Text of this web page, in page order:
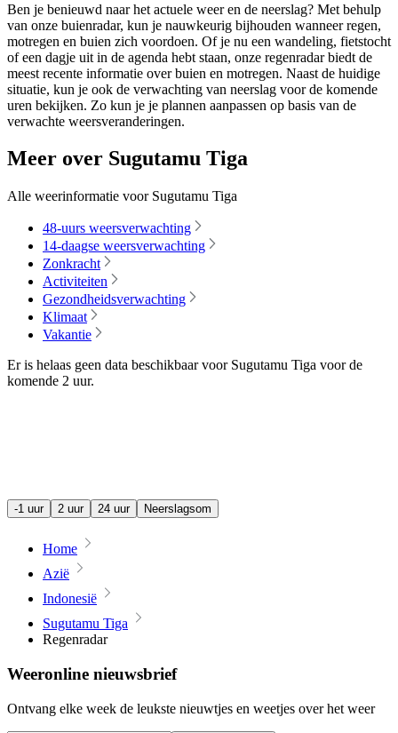
Ben je benieuwd naar het actuele weer en de neerslag? Met behulp
van onze buienradar, kun je nauwkeurig bijhouden wanneer regen,
motregen en buien zich voordoen. Of je nu een wandeling, fietstocht
of een dagje uit in de agenda hebt staan, onze regenradar biedt de
meest recente informatie over buien en motregen. Naast de huidige
situatie, kun je ook de verwachting van neerslag voor de komende
uren bekijken. Zo kun je je plannen aanpassen op basis van de
verwachte weersveranderingen.
Meer over Sugutamu Tiga
Alle weerinformatie voor Sugutamu Tiga
48-uurs weersverwachting
14-daagse weersverwachting
Zonkracht
Activiteiten
Gezondheidsverwachting
Klimaat
Vakantie
Er is helaas geen data beschikbaar voor Sugutamu Tiga voor de
komende 2 uur.
-1 uur 2 uur 24 uur Neerslagsom
Home
Azië
Indonesië
Sugutamu Tiga
Regenradar
Weeronline nieuwsbrief
Ontvang elke week de leukste nieuwtjes en weetjes over het weer